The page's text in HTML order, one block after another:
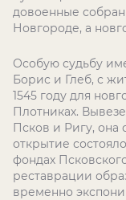
довоенные
Новгороде, а
Особую судьбу
Борис и Глеб, с
1545 году для
Плотниках.
Псков и Ригу, она
открытие
фондах
реставрации
временно